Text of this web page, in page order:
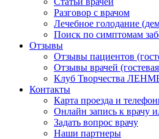
Разговор с врачом
Лечебное голодание
Поиск по симптомам
Отзывы
Отзывы пациентов
Отзывы врачей
Клуб Творчества
Контакты
Карта проезда и
Онлайн запись к врачу
Задать вопрос врачу
Наши партнеры